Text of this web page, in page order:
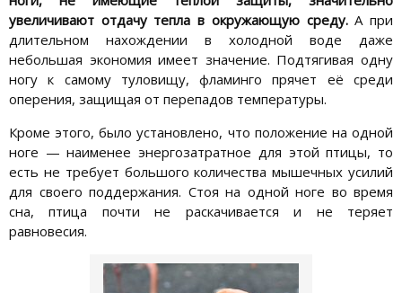
увеличивают отдачу тепла в окружающую среду.А при
длительном нахождении в холодной воде даже
небольшая экономия имеет значение. Подтягивая одну
ногу к самому туловищу, фламинго прячет её среди
оперения, защищая от перепадов температуры.
Кроме этого, было установлено, что положение на одной
ноге — наименее энергозатратное для этой птицы, то
есть не требует большого количества мышечных усилий
для своего поддержания. Стоя на одной ноге во время
сна, птица почти не раскачивается и не теряет
равновесия.